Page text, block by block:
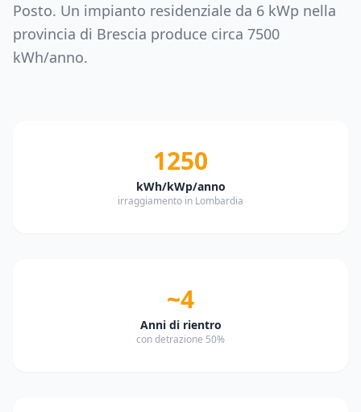
Posto. Un impianto residenziale da 6 kWp nella
provincia di Brescia produce circa 7500
kWh/anno.
1250
kWh/kWp/anno
irraggiamento in Lombardia
~4
Anni di rientro
con detrazione 50%